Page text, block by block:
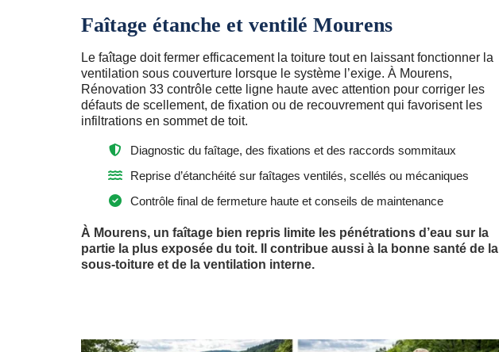
Faîtage étanche et ventilé Mourens
Le faîtage doit fermer efficacement la toiture tout en laissant fonctionner la
ventilation sous couverture lorsque le système l’exige. À Mourens,
Rénovation 33 contrôle cette ligne haute avec attention pour corriger les
défauts de scellement, de fixation ou de recouvrement qui favorisent les
infiltrations en sommet de toit.
Diagnostic du faîtage, des fixations et des raccords sommitaux
Reprise d’étanchéité sur faîtages ventilés, scellés ou mécaniques
Contrôle final de fermeture haute et conseils de maintenance
À Mourens, un faîtage bien repris limite les pénétrations d’eau sur la
partie la plus exposée du toit. Il contribue aussi à la bonne santé de la
sous-toiture et de la ventilation interne.